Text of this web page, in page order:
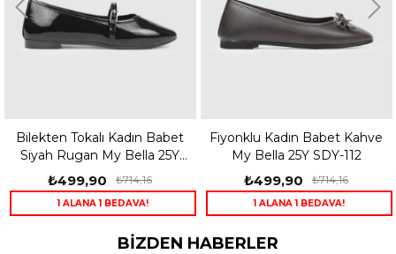
Bilekten Tokalı Kadın Babet
Siyah Rugan My Bella 25Y
SDY-113
₺499,90 ₺714,16
1 ALANA 1 BEDAVA!
Fiyonklu Kadın Babet Kahve
My Bella 25Y SDY-112
₺499,90 ₺714,16
1 ALANA 1 BEDAVA!
BIZDEN HABERLER